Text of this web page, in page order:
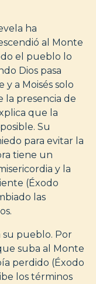
ha
al Monte
el pueblo lo
Dios pasa
a Moisés solo
la presencia de
que la
Su
para evitar la
tiene un
y la
(Éxodo
las
su pueblo. Por
suba al Monte
perdido (Éxodo
los términos